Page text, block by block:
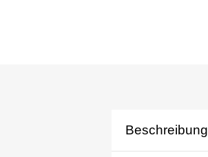
Beschreibung